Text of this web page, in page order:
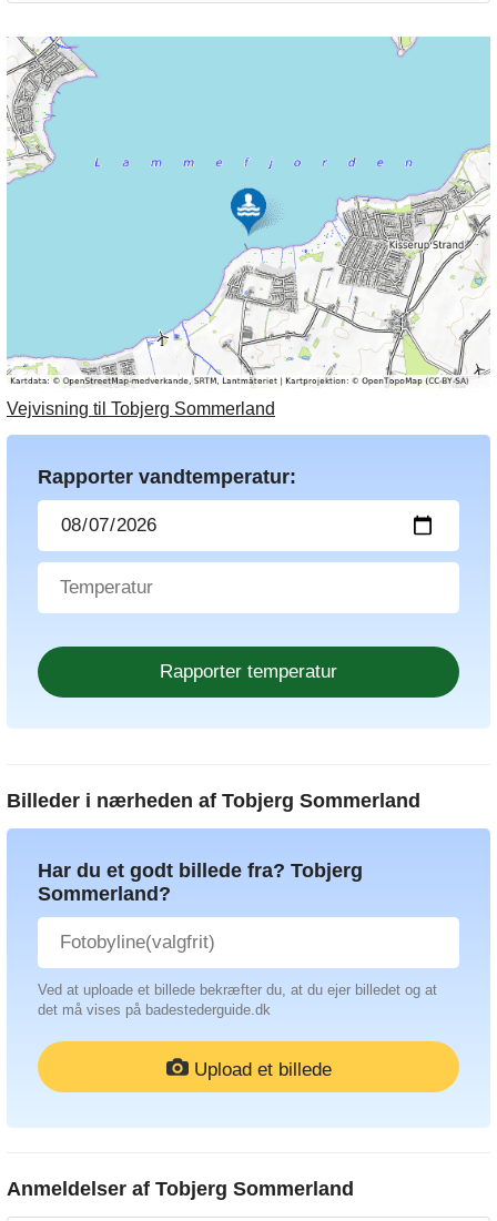
Vejvisning til Tobjerg Sommerland
Rapporter vandtemperatur:
Billeder i nærheden af Tobjerg Sommerland
Har du et godt billede fra? Tobjerg
Sommerland?
Ved at uploade et billede bekræfter du, at du ejer billedet og at
det må vises på badestederguide.dk
Upload et billede
Anmeldelser af Tobjerg Sommerland